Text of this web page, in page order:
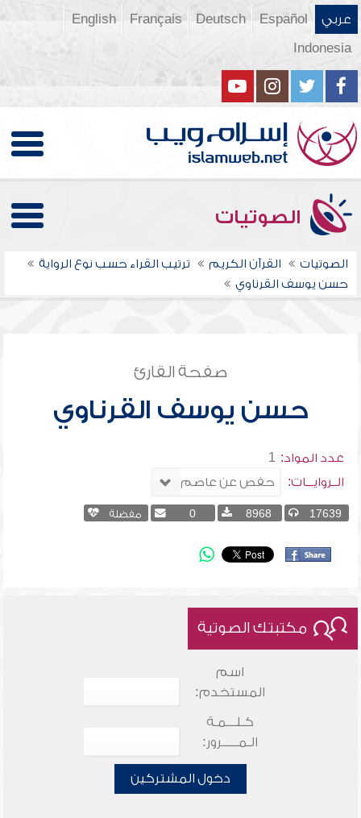
عربي Español
Deutsch
Français
English
Indonesia
الصوتيات
الصوتيات القرآن الكريم
ترتيب القراء حسب نوع الرواية
حسن يوسف القرناوي
صفحة القارئ
حسن يوسف القرناوي
عدد المواد: 1
الــروايـــات:
17639
8968
0 مفضلة
مكتبتك الصوتية
اسم
المستخدم:
كـلـــمـة
الـمـــــرور:
دخول المشتركين